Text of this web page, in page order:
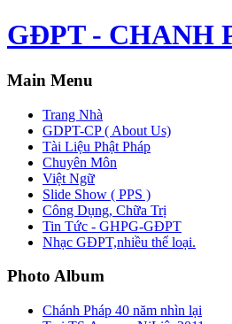
GĐPT - CHANH
Main Menu
Trang Nhà
GDPT-CP ( About Us)
Tài Liệu Phật Pháp
Chuyên Môn
Việt Ngữ
Slide Show ( PPS )
Công Dụng, Chữa Trị
Tin Tức - GHPG-GĐPT
Nhạc GĐPT,nhiều thể loại.
Photo Album
Chánh Pháp 40 năm nhìn lại